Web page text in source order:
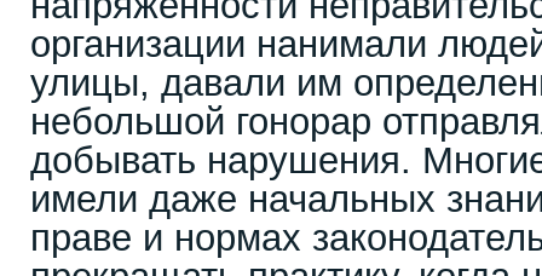
организации нанимали
улицы, давали им
небольшой гонорар
добывать нарушения.
имели даже начальных
праве и нормах